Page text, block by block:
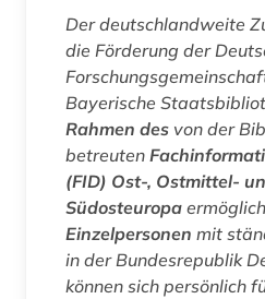
Der deutschlandweite
die Förderung der
Bayerische
Rahmen des von der
betreuten
(FID) Ost-, Ostmittel-
Südosteuropa
Einzelpersonen mit
in der Bundesrepublik
können sich persönlich